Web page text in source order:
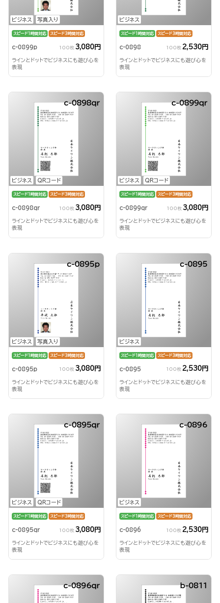
ビジネス 写真入り
スピード1時間対応 スピード3時間対応
c-0899p 100枚 3,080円
ラインとドットでビジネスにも遊び心を
表現
ビジネス
スピード1時間対応 スピード3時間対応
c-0898 100枚 2,530円
ラインとドットでビジネスにも遊び心を
表現
ビジネス QRコード
c-0898qr
スピード1時間対応 スピード3時間対応
c-0898qr 100枚 3,080円
ラインとドットでビジネスにも遊び心を
表現
ビジネス QRコード
c-0899qr
スピード1時間対応 スピード3時間対応
c-0899qr 100枚 3,080円
ラインとドットでビジネスにも遊び心を
表現
ビジネス 写真入り
c-0895p
スピード1時間対応 スピード3時間対応
c-0895p 100枚 3,080円
ラインとドットでビジネスにも遊び心を
表現
ビジネス
c-0895
スピード1時間対応 スピード3時間対応
c-0895 100枚 2,530円
ラインとドットでビジネスにも遊び心を
表現
ビジネス QRコード
c-0895qr
スピード1時間対応 スピード3時間対応
c-0895qr 100枚 3,080円
ラインとドットでビジネスにも遊び心を
表現
ビジネス
c-0896
スピード1時間対応 スピード3時間対応
c-0896 100枚 2,530円
ラインとドットでビジネスにも遊び心を
表現
c-0896qr b-0811